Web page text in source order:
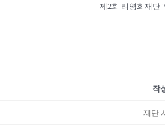
제2회 리영희재단
작
재단